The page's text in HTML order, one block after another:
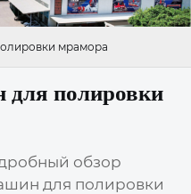
мрамора
полировки
обзор
для полировки